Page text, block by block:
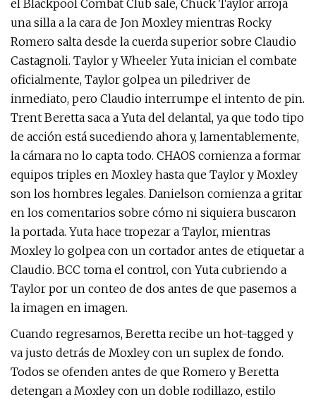
el Blackpool Combat Club sale, Chuck Taylor arroja
una silla a la cara de Jon Moxley mientras Rocky
Romero salta desde la cuerda superior sobre Claudio
Castagnoli. Taylor y Wheeler Yuta inician el combate
oficialmente, Taylor golpea un piledriver de
inmediato, pero Claudio interrumpe el intento de pin.
Trent Beretta saca a Yuta del delantal, ya que todo tipo
de acción está sucediendo ahora y, lamentablemente,
la cámara no lo capta todo. CHAOS comienza a formar
equipos triples en Moxley hasta que Taylor y Moxley
son los hombres legales. Danielson comienza a gritar
en los comentarios sobre cómo ni siquiera buscaron
la portada. Yuta hace tropezar a Taylor, mientras
Moxley lo golpea con un cortador antes de etiquetar a
Claudio. BCC toma el control, con Yuta cubriendo a
Taylor por un conteo de dos antes de que pasemos a
la imagen en imagen.
Cuando regresamos, Beretta recibe un hot-tagged y
va justo detrás de Moxley con un suplex de fondo.
Todos se ofenden antes de que Romero y Beretta
detengan a Moxley con un doble rodillazo, estilo